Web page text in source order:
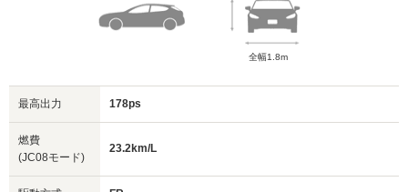
全幅1.8m
最高出力 178ps
燃費
(JC08モード)
23.2km/L